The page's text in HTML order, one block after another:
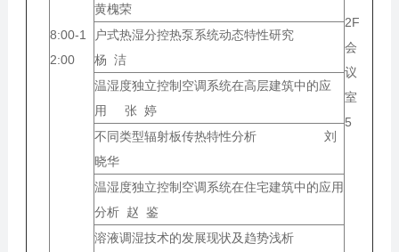
8:00-1
2:00
2F
会
议
室
5
黄槐荣
户式热湿分控热泵系统动态特性研究
杨 洁
温湿度独立控制空调系统在高层建筑中的应
用 张 婷
不同类型辐射板传热特性分析 刘
晓华
温湿度独立控制空调系统在住宅建筑中的应用
分析 赵 鉴
溶液调湿技术的发展现状及趋势浅析